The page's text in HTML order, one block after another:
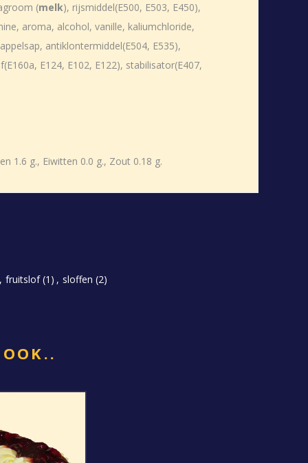
(melk), rijsmiddel(E500, E503, E450),
aroma, alcohol, vanille, kaliumchloride,
antiklontermiddel(E504, E535),
E124, E102, E122), stabilisator(E407,
1.6 g., Eiwitten 0.0 g., Zout 0.18 g.
fruitslof (1) , sloffen (2)